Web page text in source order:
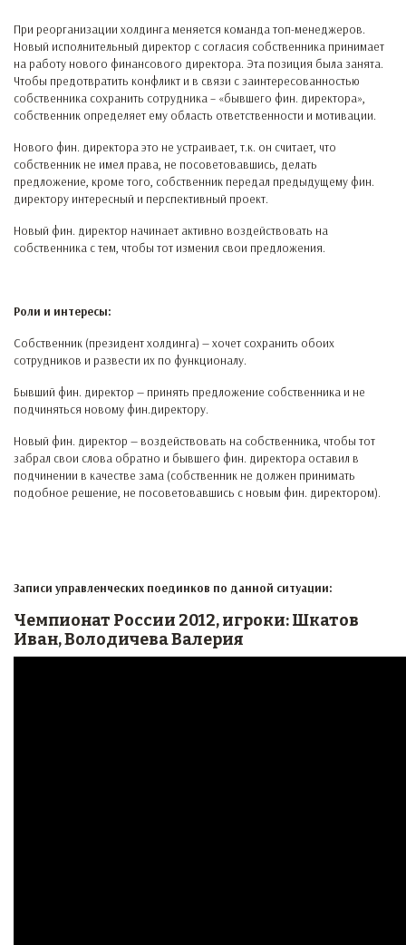
При реорганизации холдинга меняется команда топ-менеджеров.
Новый исполнительный директор с согласия собственника принимает
на работу нового финансового директора. Эта позиция была занята.
Чтобы предотвратить конфликт и в связи с заинтересованностью
собственника сохранить сотрудника – «бывшего фин. директора»,
собственник определяет ему область ответственности и мотивации.
Нового фин. директора это не устраивает, т.к. он считает, что
собственник не имел права, не посоветовавшись, делать
предложение, кроме того, собственник передал предыдущему фин.
директору интересный и перспективный проект.
Новый фин. директор начинает активно воздействовать на
собственника с тем, чтобы тот изменил свои предложения.
Роли и интересы:
Собственник (президент холдинга) — хочет сохранить обоих
сотрудников и развести их по функционалу.
Бывший фин. директор — принять предложение собственника и не
подчиняться новому фин.директору.
Новый фин. директор — воздействовать на собственника, чтобы тот
забрал свои слова обратно и бывшего фин. директора оставил в
подчинении в качестве зама (собственник не должен принимать
подобное решение, не посоветовавшись с новым фин. директором).
Записи управленческих поединков по данной ситуации:
Чемпионат России 2012, игроки: Шкатов
Иван, Володичева Валерия